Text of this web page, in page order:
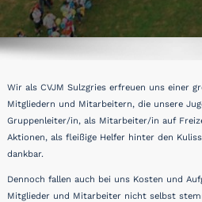
Wir als CVJM Sulzgries erfreuen uns einer
Mitgliedern und Mitarbeitern, die unsere
Gruppenleiter/in, als Mitarbeiter/in auf
Aktionen, als fleißige Helfer hinter den
dankbar.
Dennoch fallen auch bei uns Kosten und
Mitglieder und Mitarbeiter nicht selbst